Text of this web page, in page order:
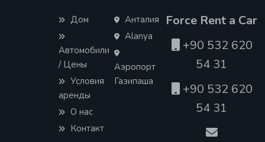
Дом
Автомобили
/ Цены
Условия
аренды
О нас
Контакт
Анталия
Alanya
Аэропорт
Газипаша
Force Rent a Car
+90 532 620
54 31
+90 532 620
54 31